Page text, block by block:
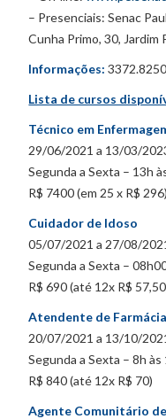
– Presenciais: Senac
Cunha Primo, 30, Jardim
Informações:
Lista de cursos
Técnico em
29/06/2021 a 13/03/
Segunda a Sexta – 13h
R$ 7400 (em 25 x R$ 296)
Cuidador de Idoso
05/07/2021 a 27/08/
Segunda a Sexta –
R$ 690 (até 12x R$
Atendente de Farmácia
20/07/2021 a 13/10/
Segunda a Sexta – 8h às
R$ 840 (até 12x R$ 70)
Agente